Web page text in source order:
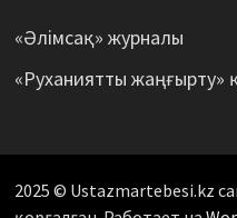
«Әлімсақ» журналы
«Руханиятты
2025 © Ustazmartebesi.kz